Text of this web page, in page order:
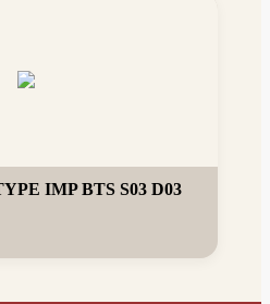
IMP BTS S03 D03